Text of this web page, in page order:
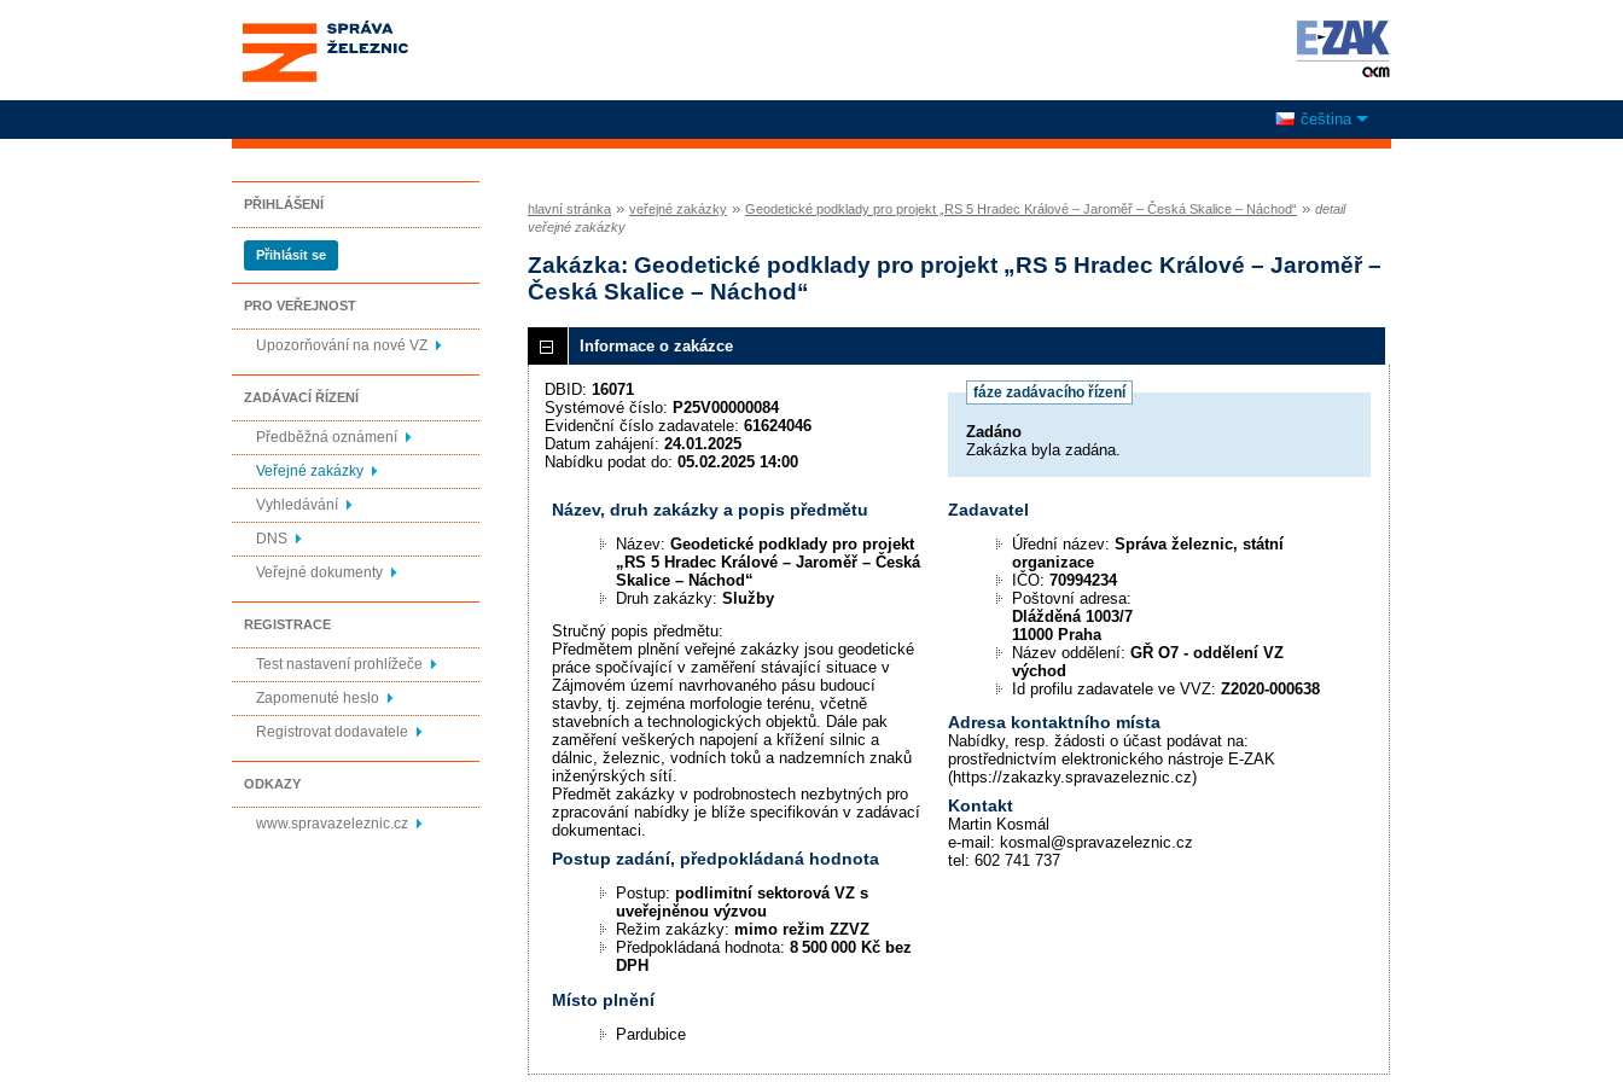
Správa železnic, státní
organizace
čeština
PŘIHLÁŠENÍ
Přihlásit se
PRO VEŘEJNOST
Upozorňování na nové VZ
ZADÁVACÍ ŘÍZENÍ
Předběžná oznámení
Veřejné zakázky
Vyhledávání
DNS
Veřejné dokumenty
REGISTRACE
Test nastavení prohlížeče
Zapomenuté heslo
Registrovat dodavatele
ODKAZY
www.spravazeleznic.cz
hlavní stránka » veřejné zakázky » Geodetické podklady pro projekt „RS 5 Hradec Králové – Jaroměř – Česká Skalice – Náchod“ » detail
veřejné zakázky
Zakázka: Geodetické podklady pro projekt „RS 5 Hradec Králové – Jaroměř –
Česká Skalice – Náchod“
Informace o zakázce
fáze zadávacího řízení
Zadáno
Zakázka byla zadána.
DBID: 16071
Systémové číslo: P25V00000084
Evidenční číslo zadavatele: 61624046
Datum zahájení: 24.01.2025
Nabídku podat do: 05.02.2025 14:00
Název, druh zakázky a popis předmětu
Název:Geodetické podklady pro projekt
„RS 5 Hradec Králové – Jaroměř – Česká
Skalice – Náchod“
Druh zakázky:Služby
Stručný popis předmětu:
Předmětem plnění veřejné zakázky jsou geodetické
práce spočívající v zaměření stávající situace v
Zájmovém území navrhovaného pásu budoucí
stavby, tj. zejména morfologie terénu, včetně
stavebních a technologických objektů. Dále pak
zaměření veškerých napojení a křížení silnic a
dálnic, železnic, vodních toků a nadzemních znaků
inženýrských sítí.
Předmět zakázky v podrobnostech nezbytných pro
zpracování nabídky je blíže specifikován v zadávací
dokumentaci.
Postup zadání, předpokládaná hodnota
Postup:podlimitní sektorová VZ s
uveřejněnou výzvou
Režim zakázky:mimo režim ZZVZ
Předpokládaná hodnota:8 500 000 Kč bez
DPH
Místo plnění
Pardubice
Zadavatel
Úřední název:Správa železnic, státní
organizace
IČO:70994234
Poštovní adresa:
Dlážděná 1003/7
11000 Praha
Název oddělení:GŘ O7 - oddělení VZ
východ
Id profilu zadavatele ve VVZ:Z2020-000638
Adresa kontaktního místa
Nabídky, resp. žádosti o účast podávat na:
prostřednictvím elektronického nástroje E-ZAK
(https://zakazky.spravazeleznic.cz)
Kontakt
Martin Kosmál
e-mail: kosmal@spravazeleznic.cz
tel: 602 741 737